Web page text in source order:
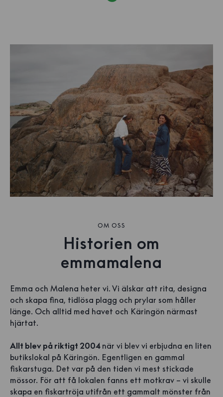
OM OSS
Historien om
emmamalena
Emma och Malena heter vi. Vi älskar att rita, designa
och skapa fina, tidlösa plagg och prylar som håller
länge. Och alltid med havet och Käringön närmast
hjärtat.
Allt blev på riktigt 2004 när vi blev vi erbjudna en liten
butikslokal på Käringön. Egentligen en gammal
fiskarstuga. Det var på den tiden vi mest stickade
mössor. För att få lokalen fanns ett motkrav – vi skulle
skapa en fiskartröja utifrån ett gammalt mönster från